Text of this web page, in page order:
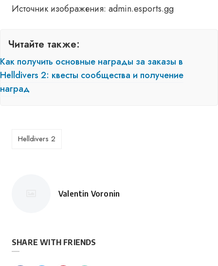
Источник изображения: admin.esports.gg
Читайте также:
Как получить основные награды за заказы в
Helldivers 2: квесты сообщества и получение
наград
Helldivers 2
Сообщение
Valentin Voronin
SHARE WITH FRIENDS